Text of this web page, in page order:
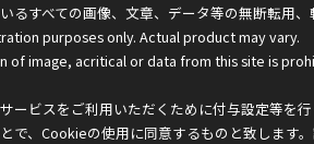
すべての画像、文章、データ等の無断転用、
purposes only. Actual product may vary.
of image, acritical or data from this site is
ービスをご利用いただくために付与設定等を行
で、Cookieの使用に同意するものと致します